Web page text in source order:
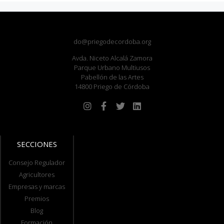
do@priegodecordoba.org
Avda. Niceto Alcalá Zamora
Parque Urbano Multiusos
Pabellón de las Artes
14800 Priego de Córdoba
SECCIONES
Consejo Regulador
Agricultores
Empresas y marcas
Premios
Blog